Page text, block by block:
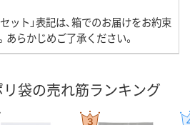
ット」表記は、箱でのお届けをお約束
らかじめご了承ください。
袋の売れ筋ランキング